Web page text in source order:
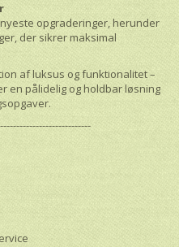
opgraderinger, herunder
der sikrer maksimal
af luksus og funktionalitet –
en pålidelig og holdbar løsning